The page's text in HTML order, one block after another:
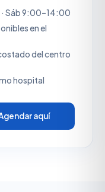
Sáb 9:00–14:00
en el
del centro
hospital
aquí